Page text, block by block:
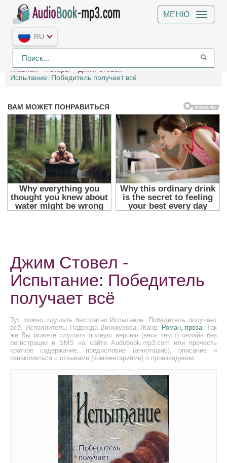
МЕНЮ
RU
Главная Авторы
Джим Стовел
Испытание: Победитель получает всё
Джим Стовел -
Испытание: Победитель
получает всё
Тут можно слушать бесплатно Испытание: Победитель получает
всё. Исполнитель: Надежда Винокурова, Жанр: Роман, проза. Так
же Вы можете слушать полную версию (весь текст) онлайн без
регистрации и SMS на сайте Audobook-mp3.com или прочесть
краткое содержание, предисловие (аннотацию), описание и
ознакомиться с отзывами (комментариями) о произведении.